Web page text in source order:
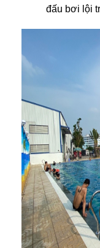
đấu bơi lội